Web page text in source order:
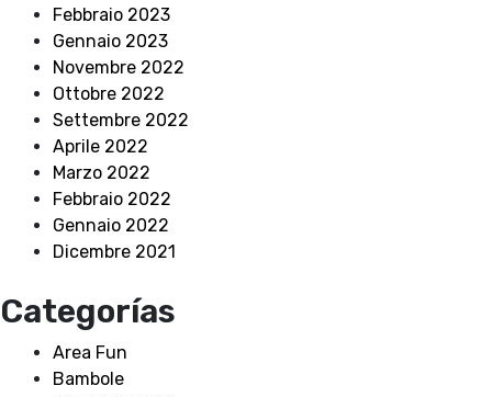
Febbraio 2023
Gennaio 2023
Novembre 2022
Ottobre 2022
Settembre 2022
Aprile 2022
Marzo 2022
Febbraio 2022
Gennaio 2022
Dicembre 2021
Categorías
Area Fun
Bambole